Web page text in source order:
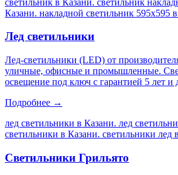
Казани. накладной светильник 595х595
Лед светильники
Лед-светильники (LED) от
уличные, офисные и промышленные.
освещение под ключ с гарантией 5 лет и
Подробнее →
лед светильники в Казани. лед
светильники в Казани. светильники лед
Светильники Грильято